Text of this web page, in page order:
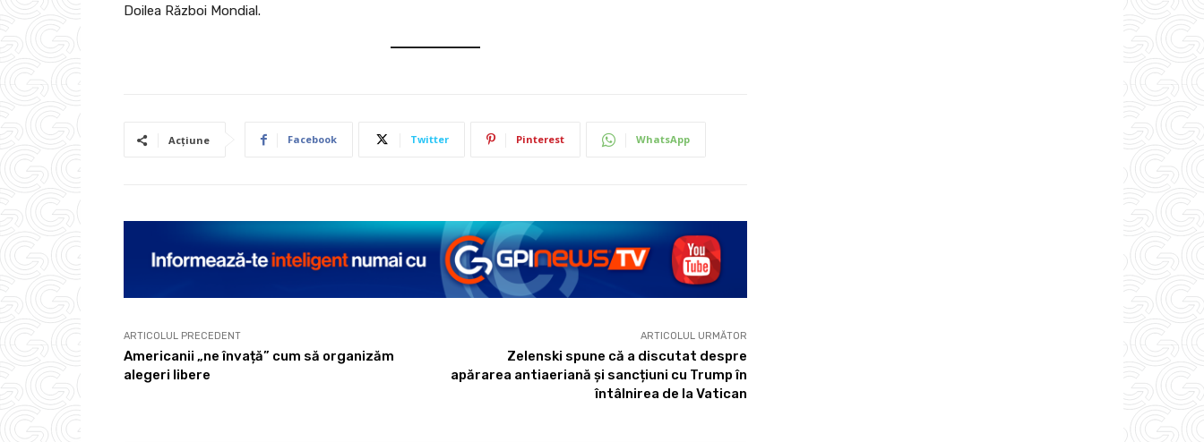
Doilea Război Mondial.
Acțiune Facebook Twitter Pinterest WhatsApp
ARTICOLUL PRECEDENT
Americanii „ne învață” cum să organizăm
alegeri libere
ARTICOLUL URMĂTOR
Zelenski spune că a discutat despre
apărarea antiaeriană și sancțiuni cu Trump în
întâlnirea de la Vatican